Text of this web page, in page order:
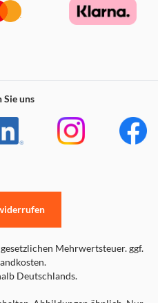
Sie uns
Mehrwertsteuer. ggf.
Deutschlands.